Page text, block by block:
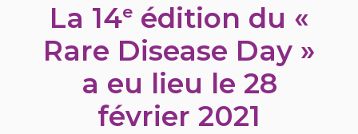
La 14e édition du «
Rare Disease Day »
a eu lieu le 28
février 2021